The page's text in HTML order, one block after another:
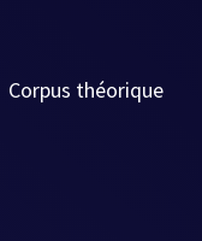
Corpus théorique